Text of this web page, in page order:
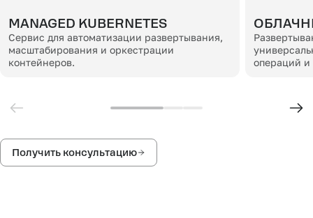
MANAGED KUBERNETES
Сервис для автоматизации развертывания,
масштабирования и оркестрации
контейнеров.
операций
Получить консультацию